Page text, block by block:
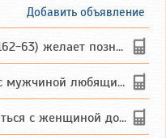
Добавить объявление
с одиноким, добродушным, без вредных ...
и петь на родном чувашском языке
чувашской или русской национальности дл...